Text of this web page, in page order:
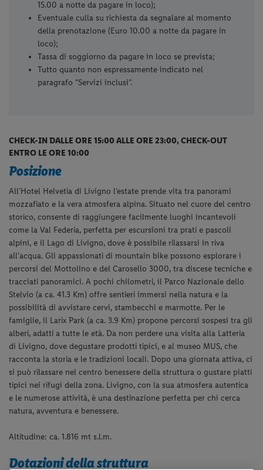
15.00 a notte da pagare in loco);
Eventuale culla su richiesta da segnalare al momento
della prenotazione (Euro 10.00 a notte da pagare in
loco);
Tassa di soggiorno da pagare in loco se prevista;
Tutto quanto non espressamente indicato nel
paragrafo “Servizi inclusi”.
CHECK-IN DALLE ORE 15:00 ALLE ORE 23:00, CHECK-OUT
ENTRO LE ORE 10:00
Posizione
All’Hotel Helvetia di Livigno l’estate prende vita tra panorami
mozzafiato e la vera atmosfera alpina. Situato nel cuore del centro
storico, consente di raggiungere facilmente luoghi incantevoli
come la Val Federia, perfetta per escursioni tra prati e pascoli
alpini, e il Lago di Livigno, dove è possibile rilassarsi in riva
all’acqua. Gli appassionati di mountain bike possono esplorare i
percorsi del Mottolino e del Carosello 3000, tra discese tecniche e
tracciati panoramici. A pochi chilometri, il Parco Nazionale dello
Stelvio (a ca. 41.3 Km) offre sentieri immersi nella natura e la
possibilità di avvistare cervi, stambecchi e marmotte. Per le
famiglie, il Larix Park (a ca. 3.9 Km) propone percorsi sospesi tra gli
alberi, adatti a tutte le età. Da non perdere una visita alla Latteria
di Livigno, dove degustare prodotti tipici, e al museo MUS, che
racconta la storia e le tradizioni locali. Dopo una giornata attiva, ci
si può rilassare nel centro benessere della struttura o gustare piatti
tipici nei rifugi della zona. Livigno, con la sua atmosfera autentica
e le numerose attività, è una destinazione perfetta per chi cerca
natura, avventura e benessere.
Altitudine: ca.1.816 mt s.l.m.
Dotazioni della struttura